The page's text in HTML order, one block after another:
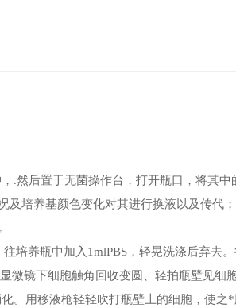
.然后置于无菌操作台，打开瓶口，将其中
培养基颜色变化对其进行换液以及传代；
培养瓶中加入1mlPBS，轻晃洗涤后弃去
微镜下细胞触角回收变圆、轻拍瓶壁见细
。用移液枪轻轻吹打瓶壁上的细胞，使之